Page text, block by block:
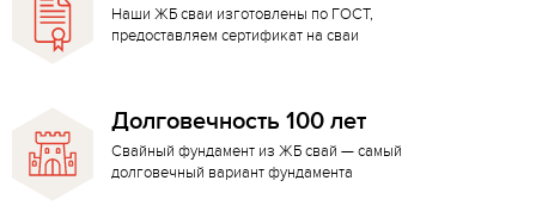
Наши ЖБ сваи изготовлены по ГОСТ,
предоставляем сертификат на сваи
Долговечность 100 лет
Свайный фундамент из ЖБ свай — самый
долговечный вариант фундамента